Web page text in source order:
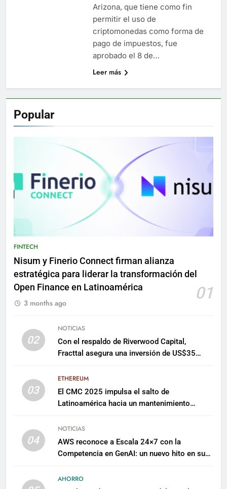
Arizona, que tiene como fin
permitir el uso de
criptomonedas como forma de
pago de impuestos, fue
aprobado el 8 de…
Leer más
Popular
FINTECH
Nisum y Finerio Connect firman alianza
estratégica para liderar la transformación del
Open Finance en Latinoamérica
01
3 months ago
02
NOTICIAS
Con el respaldo de Riverwood Capital,
Fracttal asegura una inversión de US$35
03
ETHEREUM
El CMC 2025 impulsa el salto de
Latinoamérica hacia un mantenimiento
04
NOTICIAS
AWS reconoce a Escala 24×7 con la
Competencia en GenAI: un nuevo hito en su
AHORRO